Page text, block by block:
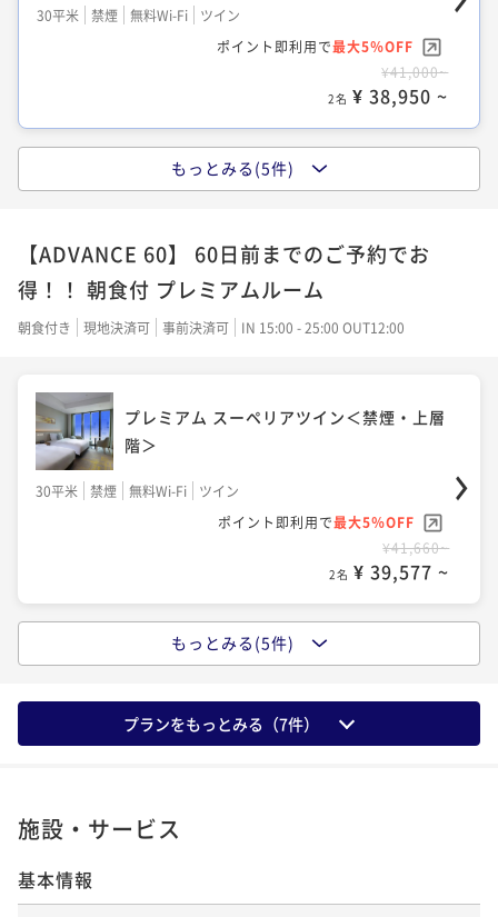
42平米 禁煙 無料Wi-Fi
ツイン
ポイント即利用で最大5％OFF
¥51,620~
2名 ¥ 49,039 ~
プレミアム ラグジュアリーキングダブル＜
ポイント即利用で
¥51,620~
34平米 禁煙 無料Wi-Fi
ツイン
ポイント即利用で最大5％OFF
¥43,320~
2名 ¥ 41,154 ~
36平米 禁煙 無料Wi-Fi
ダブル
ポイント即利用で
¥45,820~
ラグジュアリーツイン＜禁煙＞
ツイン
最大5％OFF
¥54,120~
2名 ¥ 51,414 ~
ラグジュアリーキングダブル＜禁煙＞
30平米 禁煙 無料Wi-Fi
ツイン
ポイント即利用で最大5％OFF
¥41,000~
2名 ¥ 38,950 ~
30平米 禁煙 無料Wi-Fi
ダブル
ポイント即利用で
¥41,000~
デラックスツイン＜禁煙＞
ツイン
最大5％OFF
¥46,000~
2名 ¥ 43,700 ~
もっとみる(5件)
【ADVANCE 60】 60日前までのご予約でお
得！！ 朝食付 プレミアムルーム
朝食付き 現地決済可 事前決済可 IN 15:00 - 25:00 OUT12:00
プレミアム スーペリアツイン＜禁煙・上層
階＞
30平米 禁煙 無料Wi-Fi
ツイン
ポイント即利用で最大5％OFF
¥41,660~
2名 ¥ 39,577 ~
プレミアム スーペリアキングダブル＜禁
30平米 禁煙 無料Wi-Fi
ダブル
もっとみる(5件)
プランをもっとみる（7件）
施設・サービス
基本情報